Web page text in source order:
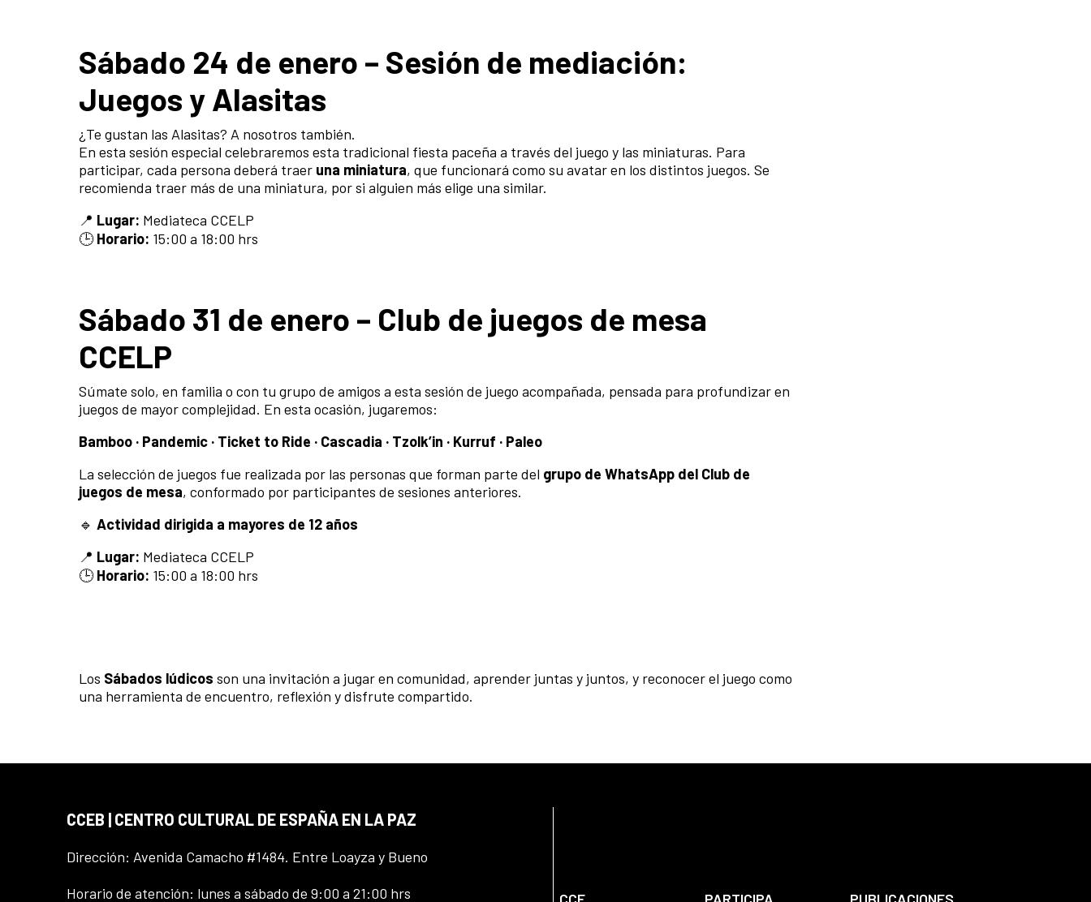
Sábado 24 de enero – Sesión de mediación:
Juegos y Alasitas
¿Te gustan las Alasitas? A nosotros también.
En esta sesión especial celebraremos esta tradicional fiesta paceña a través del juego y las miniaturas. Para
participar, cada persona deberá traer una miniatura, que funcionará como su avatar en los distintos juegos. Se
recomienda traer más de una miniatura, por si alguien más elige una similar.
📍 Lugar: Mediateca CCELP
🕒Horario: 15:00 a 18:00 hrs
Sábado 31 de enero – Club de juegos de mesa
CCELP
Súmate solo, en familia o con tu grupo de amigos a esta sesión de juego acompañada, pensada para profundizar en
juegos de mayor complejidad. En esta ocasión, jugaremos:
Bamboo · Pandemic · Ticket to Ride · Cascadia · Tzolk’in · Kurruf · Paleo
La selección de juegos fue realizada por las personas que forman parte del grupo de WhatsApp del Club de
juegos de mesa, conformado por participantes de sesiones anteriores.
🔹 Actividad dirigida a mayores de 12 años
📍 Lugar: Mediateca CCELP
🕒Horario: 15:00 a 18:00 hrs
Los Sábados lúdicos son una invitación a jugar en comunidad, aprender juntas y juntos, y reconocer el juego como
una herramienta de encuentro, reflexión y disfrute compartido.
CCEB | CENTRO CULTURAL DE ESPAÑA EN LA PAZ
Dirección: Avenida Camacho #1484. Entre Loayza y Bueno
Horario de atención: lunes a sábado de 9:00 a 21:00 hrs